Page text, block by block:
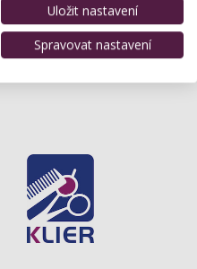
Uložit nastavení
Spravovat nastavení